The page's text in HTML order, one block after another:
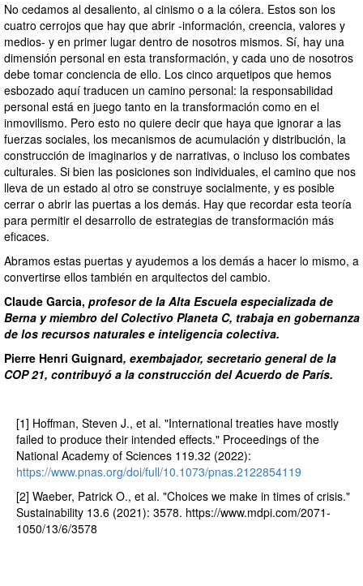
No cedamos al desaliento, al cinismo o a la cólera. Estos son los
cuatro cerrojos que hay que abrir -información, creencia, valores y
medios- y en primer lugar dentro de nosotros mismos. Sí, hay una
dimensión personal en esta transformación, y cada uno de nosotros
debe tomar conciencia de ello. Los cinco arquetipos que hemos
esbozado aquí traducen un camino personal: la responsabilidad
personal está en juego tanto en la transformación como en el
inmovilismo. Pero esto no quiere decir que haya que ignorar a las
fuerzas sociales, los mecanismos de acumulación y distribución, la
construcción de imaginarios y de narrativas, o incluso los combates
culturales. Si bien las posiciones son individuales, el camino que nos
lleva de un estado al otro se construye socialmente, y es posible
cerrar o abrir las puertas a los demás. Hay que recordar esta teoría
para permitir el desarrollo de estrategias de transformación más
eficaces.
Abramos estas puertas y ayudemos a los demás a hacer lo mismo, a
convertirse ellos también en arquitectos del cambio.
Claude Garcia, profesor de la Alta Escuela especializada de
Berna y miembro del Colectivo Planeta C, trabaja en gobernanza
de los recursos naturales e inteligencia colectiva.
Pierre Henri Guignard, exembajador, secretario general de la
COP 21, contribuyó a la construcción del Acuerdo de París.
[1] Hoffman, Steven J., et al. "International treaties have mostly
failed to produce their intended effects." Proceedings of the
National Academy of Sciences 119.32 (2022):
https://www.pnas.org/doi/full/10.1073/pnas.2122854119
[2] Waeber, Patrick O., et al. "Choices we make in times of crisis."
Sustainability 13.6 (2021): 3578. https://www.mdpi.com/2071-
1050/13/6/3578